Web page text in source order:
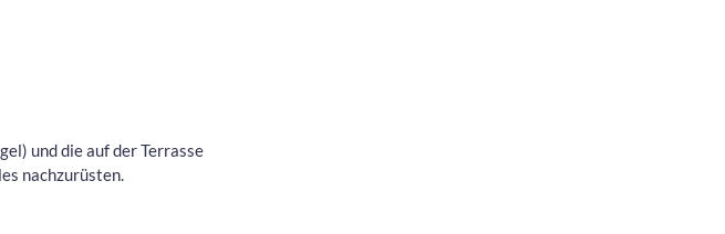
und die auf der Terrasse
nachzurüsten.